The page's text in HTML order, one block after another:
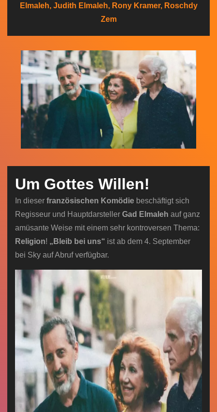
Elmaleh, Judith Elmaleh, Rony Kramer, Roschdy
Zem
Um Gottes Willen!
In dieser französischen Komödie beschäftigt sich
Regisseur und Hauptdarsteller Gad Elmaleh auf ganz
amüsante Weise mit einem sehr kontroversen Thema:
Religion! „Bleib bei uns“ ist ab dem 4. September
bei Sky auf Abruf verfügbar.